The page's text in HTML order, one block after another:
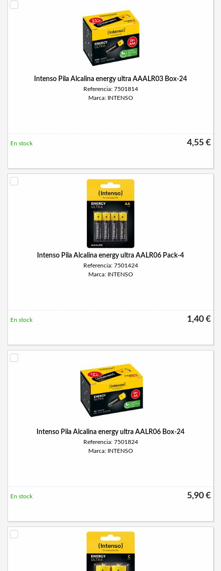
Intenso Pila Alcalina energy ultra AAALR03 Box-24
Referencia: 7501814
Marca: INTENSO
4,55 €
En stock
Intenso Pila Alcalina energy ultra AALR06 Pack-4
Referencia: 7501424
Marca: INTENSO
1,40 €
En stock
Intenso Pila Alcalina energy ultra AALR06 Box-24
Referencia: 7501824
Marca: INTENSO
5,90 €
En stock